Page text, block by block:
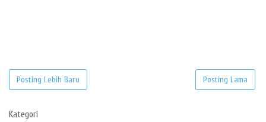
Posting Lebih Baru Posting Lama
Kategori